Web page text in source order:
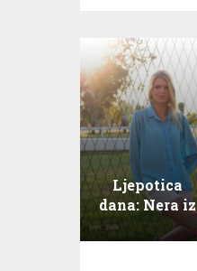
Ljepotica
dana: Nera iz
Varaždina
dosanjala je